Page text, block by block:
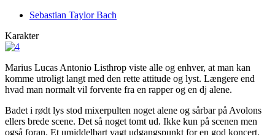
Sebastian Taylor Bach
Karakter
Marius Lucas Antonio Listhrop viste alle og enhver, at man kan
komme utroligt langt med den rette attitude og lyst. Længere end
hvad man normalt vil forvente fra en rapper og en dj alene.
Badet i rødt lys stod mixerpulten noget alene og sårbar på Avolons
ellers brede scene. Det så noget tomt ud. Ikke kun på scenen men
også foran. Et umiddelbart vagt udgangspunkt for en god koncert.